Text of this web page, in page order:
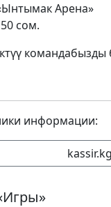
Арена»
сом.
информации:
kassir.kg